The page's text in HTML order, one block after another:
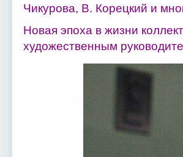
Чикурова, В. Корецкий и
Новая эпоха в жизни
художественным